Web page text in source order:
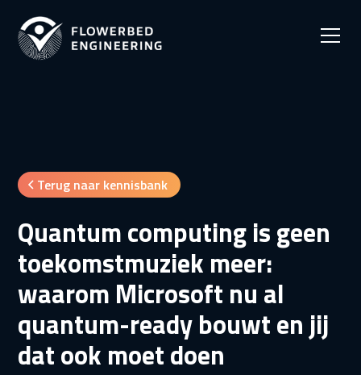
Terug naar kennisbank
Quantum computing is geen
toekomstmuziek meer:
waarom Microsoft nu al
quantum-ready bouwt en jij
dat ook moet doen